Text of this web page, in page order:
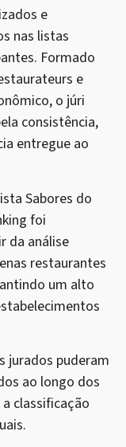
e
nas listas
Formado
e
o júri
consistência,
entregue ao
Sabores do
foi
da análise
restaurantes
um alto
jurados puderam
ao longo dos
classificação